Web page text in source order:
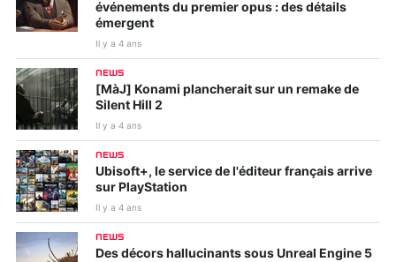
événements du premier opus : des détails
émergent
Il y a 4 ans
NEWS
[MàJ] Konami plancherait sur un remake de
Silent Hill 2
Il y a 4 ans
NEWS
Ubisoft+, le service de l'éditeur français arrive
sur PlayStation
Il y a 4 ans
NEWS
Des décors hallucinants sous Unreal Engine 5